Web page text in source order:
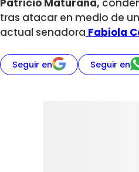
Patricio Maturana,
tras atacar en medio de
actual senadora Fabiola
Seguir en Seguir en